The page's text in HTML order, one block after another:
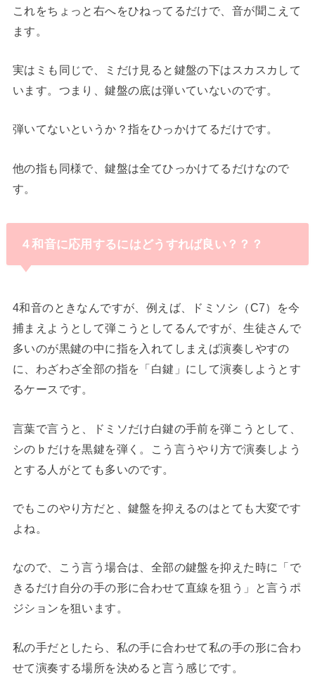
これをちょっと右へをひねってるだけで、音が聞こえて
ます。
実はミも同じで、ミだけ見ると鍵盤の下はスカスカして
います。つまり、鍵盤の底は弾いていないのです。
弾いてないというか？指をひっかけてるだけです。
他の指も同様で、鍵盤は全てひっかけてるだけなので
す。
４和音に応用するにはどうすれば良い？？？
4和音のときなんですが、例えば、ドミソシ（C7）を今
捕まえようとして弾こうとしてるんですが、生徒さんで
多いのが黒鍵の中に指を入れてしまえば演奏しやすの
に、わざわざ全部の指を「白鍵」にして演奏しようとす
るケースです。
言葉で言うと、ドミソだけ白鍵の手前を弾こうとして、
シの♭だけを黒鍵を弾く。こう言うやり方で演奏しよう
とする人がとても多いのです。
でもこのやり方だと、鍵盤を抑えるのはとても大変です
よね。
なので、こう言う場合は、全部の鍵盤を抑えた時に「で
きるだけ自分の手の形に合わせて直線を狙う」と言うポ
ジションを狙います。
私の手だとしたら、私の手に合わせて私の手の形に合わ
せて演奏する場所を決めると言う感じです。